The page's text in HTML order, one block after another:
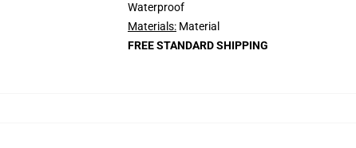
Waterproof
Materials: Material
FREE STANDARD SHIPPING